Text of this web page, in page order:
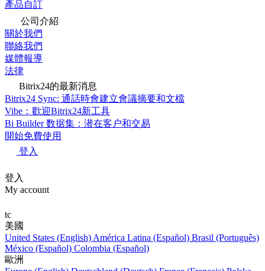
產品自訂
公司介紹
關於我們
聯絡我們
媒體報導
法律
Bitrix24的最新消息
Bitrix24 Sync: 通話時會建立會議摘要和文檔
Vibe：歡迎Bitrix24新工具
Bi Builder 数据集：潜在客户和交易
開始免費使用
登入
登入
My account
tc
美國
United States (English) América Latina (Español) Brasil (Português)
México (Español) Colombia (Español)
歐洲